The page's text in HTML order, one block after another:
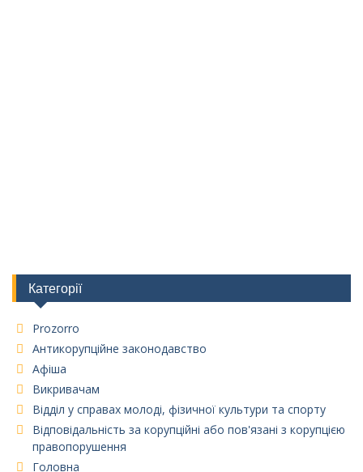
Категорії
Prozorro
Антикорупційне законодавство
Афіша
Викривачам
Відділ у справах молоді, фізичної культури та спорту
Відповідальність за корупційні або пов'язані з корупцією
правопорушення
Головна